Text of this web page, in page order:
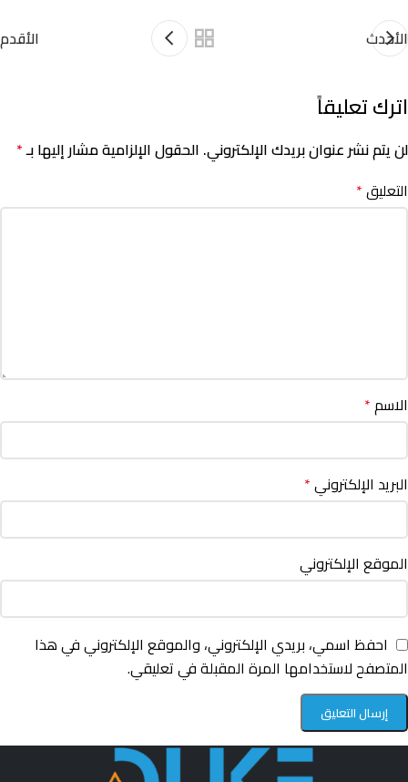
الأحدث الأقدم
اترك تعليقاً
لن يتم نشر عنوان بريدك الإلكتروني. الحقول الإلزامية مشار إليها بـ*
التعليق*
الاسم*
البريد الإلكتروني*
الموقع الإلكتروني
احفظ اسمي، بريدي الإلكتروني، والموقع الإلكتروني في هذا
المتصفح لاستخدامها المرة المقبلة في تعليقي.